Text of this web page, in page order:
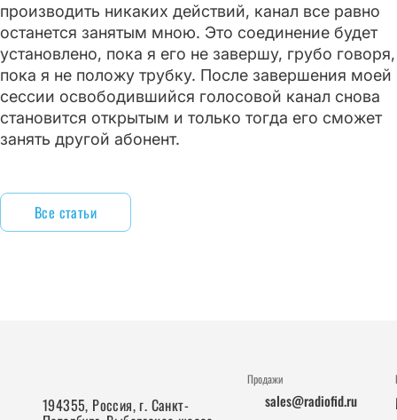
производить никаких действий, канал все равно
останется занятым мною. Это соединение будет
установлено, пока я его не завершу, грубо говоря,
пока я не положу трубку. После завершения моей
сессии освободившийся голосовой канал снова
становится открытым и только тогда его сможет
занять другой абонент.
Все статьи
194355, Россия, г. Санкт-
Продажи
sales@radiofid.ru